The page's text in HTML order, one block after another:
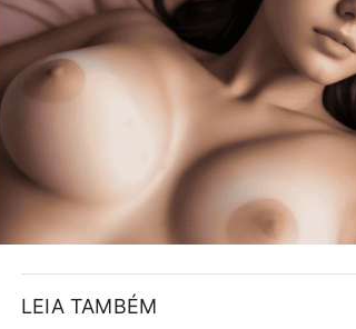
LEIA TAMBÉM